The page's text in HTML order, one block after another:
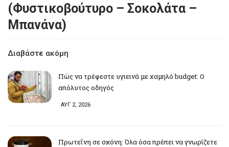
(Φυστικοβούτυρο – Σοκολάτα –
Μπανάνα)
Διαβάστε ακόμη
Πώς να τρέφεστε υγιεινά με χαμηλό budget: Ο
απόλυτος οδηγός
ΑΥΓ 2, 2026
Πρωτεΐνη σε σκόνη: Όλα όσα πρέπει να γνωρίζετε